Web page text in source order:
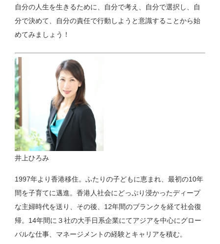
自分の人生を生きるために、自分で考え、自分で選択し、自
分で決めて、自分の責任で行動しようと意識することから始
めてみましょう！
井上ひろみ
1997年より香港移住。ふたりの子どもに恵まれ、最初の10年
間を子育てに邁進。香港人社会にどっぷり浸かったディープ
な主婦時代を送り、その後、12年間のブランクを経て社会復
帰。14年間に３社の大手日系企業にてアジアを中心にグロー
バルな仕事、マネージメントの経験とキャリアを積む。